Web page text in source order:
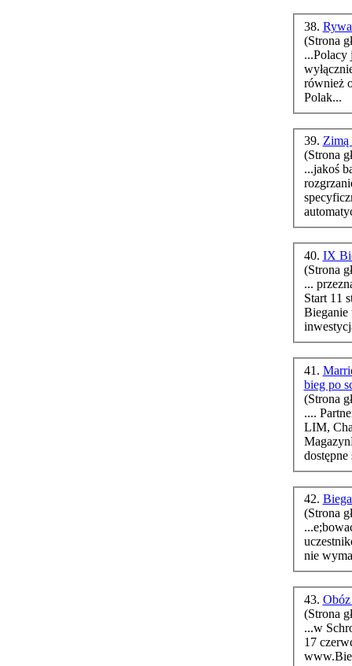
38.
(Strona
...Polacy
również
Polak...
39. Zimą
(Strona
...jakoś
40. IX
(Strona
...
Start 11
Bieganie
41.
bieg po
(Strona
....
LIM,
Magazyn
42.
(Strona
nie
43.
(Strona
...w
17
www.